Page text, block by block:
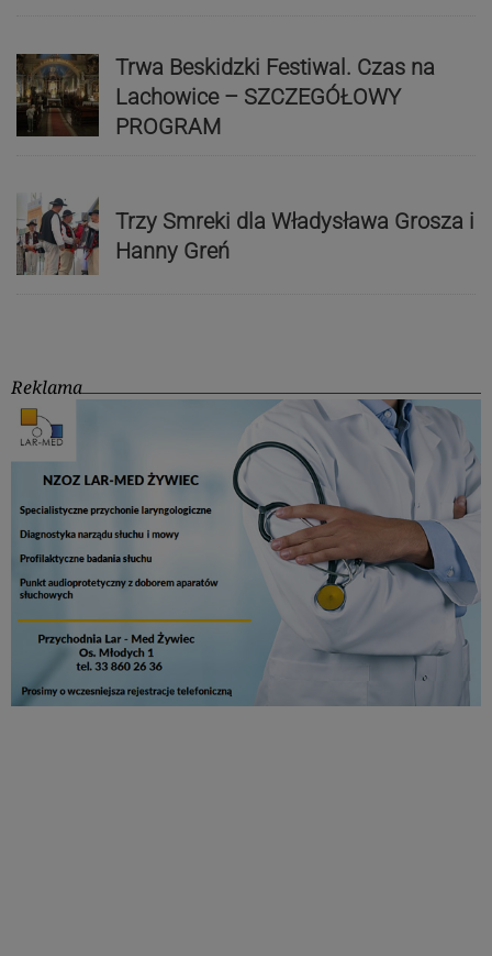
Trwa Beskidzki Festiwal. Czas na
Lachowice – SZCZEGÓŁOWY
PROGRAM
Trzy Smreki dla Władysława Grosza i
Hanny Greń
Reklama